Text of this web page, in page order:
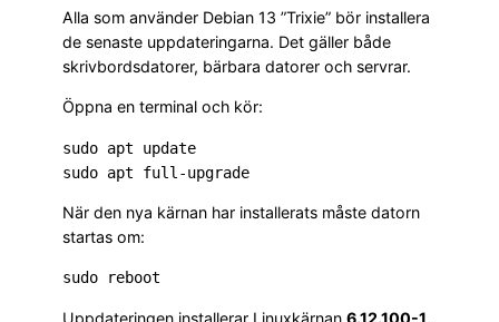
Alla som använder Debian 13 ”Trixie” bör installera
de senaste uppdateringarna. Det gäller både
skrivbordsdatorer, bärbara datorer och servrar.
Öppna en terminal och kör:
sudo apt update
När den nya kärnan har installerats måste datorn
startas om:
Uppdateringen installerar Linuxkärnan 6.12.100-1.